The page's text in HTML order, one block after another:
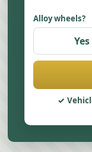
Alloy wheels?
Yes